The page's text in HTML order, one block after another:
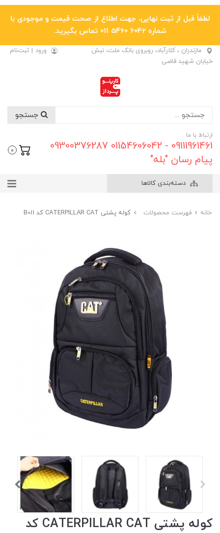
لطفاً قبل از ثبت نهایی، جهت اطلاع از صحت قیمت و موجودی با
شماره 6042 5460 011 تماس بگیرید.
مازندران ، کلارآباد، روبروی بانک ملت، نبش
خیابان شهید قاضی
ورود | ثبت‌نام
ارتباط با ما
09111961461 - 01154606042 09300376287
پیام رسان "بله"
0
دسته‌بندی کالاها
خانه فهرست محصولات کوله پشتی CATERPILLAR CAT کد B011
کوله پشتی CATERPILLAR CAT کد